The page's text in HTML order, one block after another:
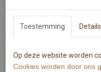
Informatie
home
Contact
Mijn account
Toestemming Details
Op deze website worden
Cookies worden door ons